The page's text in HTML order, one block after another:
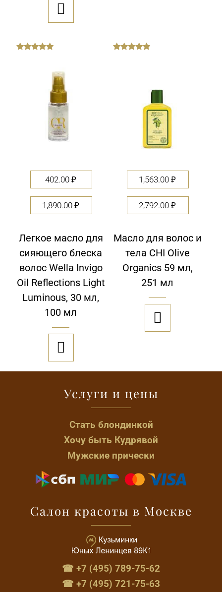

402.00 ₽
1,890.00 ₽
Легкое масло для
сияющего блеска
волос Wella Invigo
Oil Reflections Light
Luminous, 30 мл,
100 мл

1,563.00 ₽
2,792.00 ₽
Масло для волос и
тела CHI Olive
Organics 59 мл,
251 мл

Услуги и цены
Стать блондинкой
Хочу быть Кудрявой
Мужские прически
Салон красоты в Москве
☎ +7 (495) 789-75-62
☎ +7 (495) 721-75-63